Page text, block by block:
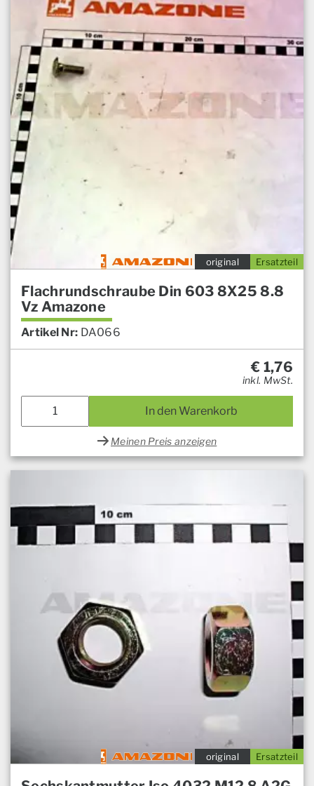
Ersatzteil
original
Flachrundschraube Din 603 8X25 8.8
Vz Amazone
Artikel Nr: DA066
€ 1,76
inkl. MwSt.
In den Warenkorb
Meinen Preis anzeigen
Ersatzteil
original